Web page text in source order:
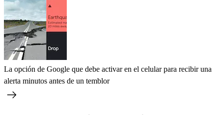
La opción de Google que debe activar en el celular para recibir una
alerta minutos antes de un temblor